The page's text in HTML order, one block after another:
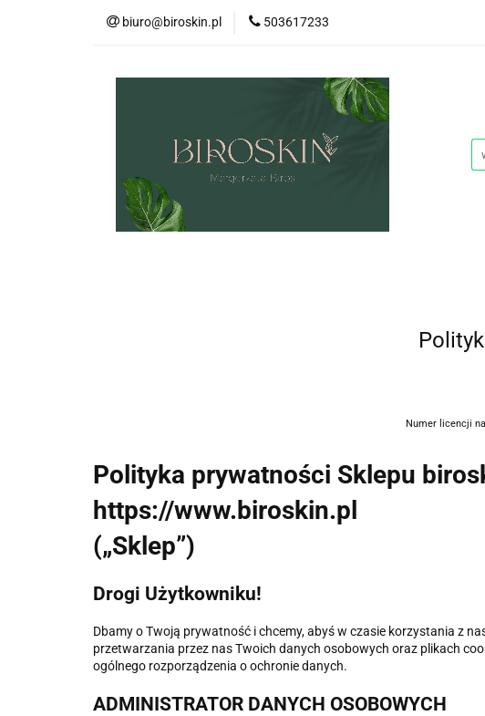
biuro@biroskin.pl 503617233
MARKI
KREMY POD OCZY
USTA OCHRONA
Numer licencji
Polityka prywatności Sklepu
https://www.biroskin.pl
(„Sklep”)
Drogi Użytkowniku!
Dbamy o Twoją prywatność i chcemy, abyś w czasie korzystania z
przetwarzania przez nas Twoich danych osobowych oraz plikach
ogólnego rozporządzenia o ochronie danych.
ADMINISTRATOR DANYCH OSOBOWYCH